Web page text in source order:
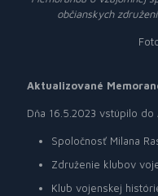
občianskych
Aktualizované
Dňa 16.5.2023 vstúpilo do
Spoločnosť Milana
Združenie klubov
Klub vojenskej